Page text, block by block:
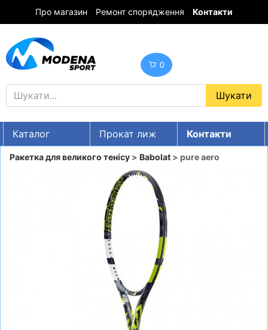
Про магазин Ремонт спорядження Контакти
0
Каталог Прокат лиж
Контакти
UA RU EN
ШОЛОМИ, ЗАХИСТ, ОКУЛЯРИ
Ракетка для великого тенісу > Babolat > pure aero